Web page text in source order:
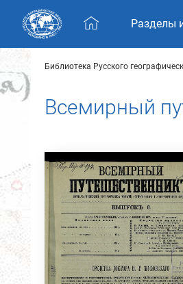
Skip navigation
Разделы
Библиотека Русского
Всемирный